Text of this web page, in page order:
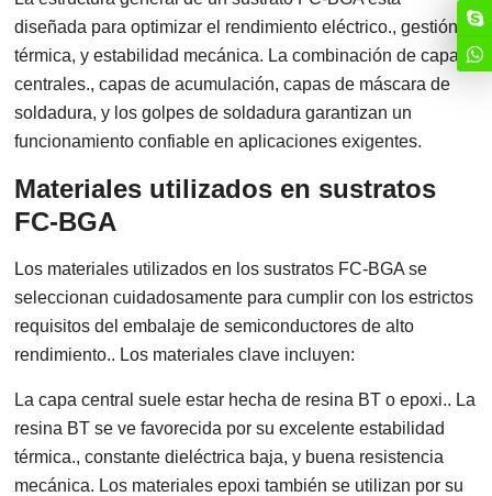
diseñada para optimizar el rendimiento eléctrico., gestión
térmica, y estabilidad mecánica. La combinación de capas
centrales., capas de acumulación, capas de máscara de
soldadura, y los golpes de soldadura garantizan un
funcionamiento confiable en aplicaciones exigentes.
Materiales utilizados en sustratos
FC-BGA
Los materiales utilizados en los sustratos FC-BGA se
seleccionan cuidadosamente para cumplir con los estrictos
requisitos del embalaje de semiconductores de alto
rendimiento.. Los materiales clave incluyen:
La capa central suele estar hecha de resina BT o epoxi.. La
resina BT se ve favorecida por su excelente estabilidad
térmica., constante dieléctrica baja, y buena resistencia
mecánica. Los materiales epoxi también se utilizan por su